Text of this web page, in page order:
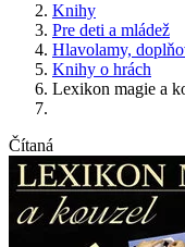
Knihy
Pre deti a mládež
Hlavolamy,
Knihy o hrách
Lexikon magie a
Čítaná